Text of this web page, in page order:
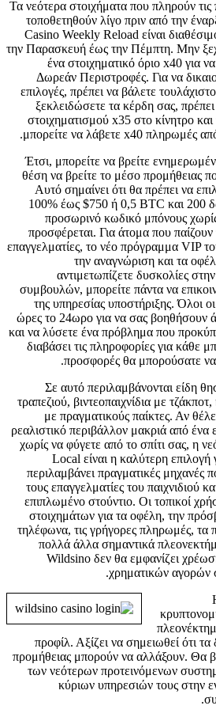
Τα νεότερα στοιχήματα που πληρούν
τοποθετηθούν λίγο πριν από την
Casino Weekly Reload είναι
την Παρασκευή έως την Πέμπτη. Μην
ένα στοιχηματικό όριο x40 για
Δωρεάν Περιστροφές. Για να
επιλογές, πρέπει να βάλετε
ξεκλειδώσετε τα κέρδη σας,
στοιχηματισμού x35 στο κίνητρο
μπορείτε να λάβετε x40 πληρωμές
Έτσι, μπορείτε να βρείτε
θέση να βρείτε το μέσο προμήθειας
Αυτό σημαίνει ότι θα πρέπει να
100% έως $750 ή 0,5 BTC και 200
προσωρινό κωδικό μπόνους
προσφέρεται. Για άτομα που
επαγγελματίες, το νέο πρόγραμμα VIP
την αναγνώριση και τα
αντιμετωπίζετε δυσκολίες
συμβουλών, μπορείτε πάντα να
της υπηρεσίας υποστήριξης. Όλοι
ώρες το 24ωρο για να σας βοηθήσουν
και να λύσετε ένα πρόβλημα που
διαβάσει τις πληροφορίες για κάθε
προσφορές θα μπορούσατε να
Σε αυτό περιλαμβάνονται είδη
τραπεζιού, βιντεοπαιχνίδια με
με πραγματικούς παίκτες. Αν
ρεαλιστικό περιβάλλον μακριά από ένα
χωρίς να φύγετε από το σπίτι σας, η
Local είναι η καλύτερη
περιλαμβάνει πραγματικές μηχανές
τους επαγγελματίες του παιχνιδιού
επιπλωμένο στούντιο. Οι τοπικοί
στοιχημάτων για τα οφέλη, την
τηλέφωνα, τις γρήγορες πληρωμές, τα
πολλά άλλα σημαντικά
Wildsino δεν θα εμφανίζει
χρηματικών αγορών
προφίλ. Αξίζει να σημειωθεί ότι
προμήθειας μπορούν να αλλάξουν. Θα
των νεότερων προτεινόμενων
κύριων υπηρεσιών τους στην